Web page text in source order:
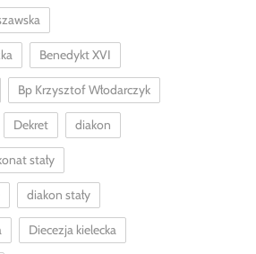
Benedykt XVI
Bp Krzysztof Włodarczyk
Dekret diakon
stały
diakon stały
Diecezja kielecka